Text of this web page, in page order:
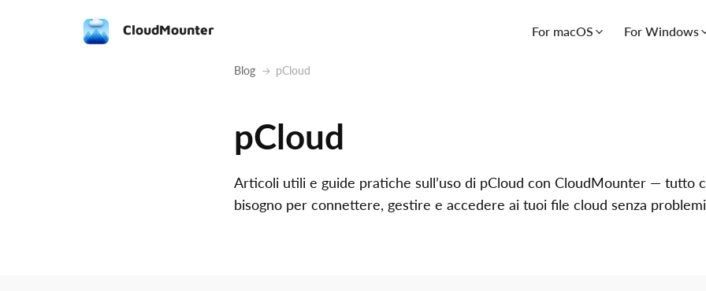
CloudMounter For macOS For Windows
Blog pCloud
pCloud
Articoli utili e guide pratiche sull’uso di pCloud con CloudMounter — tutto
bisogno per connettere, gestire e accedere ai tuoi file cloud senza